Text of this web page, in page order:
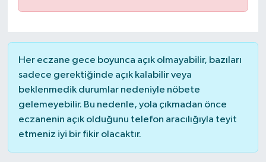
Her eczane gece boyunca açık olmayabilir, bazıları
sadece gerektiğinde açık kalabilir veya
beklenmedik durumlar nedeniyle nöbete
gelemeyebilir. Bu nedenle, yola çıkmadan önce
eczanenin açık olduğunu telefon aracılığıyla teyit
etmeniz iyi bir fikir olacaktır.